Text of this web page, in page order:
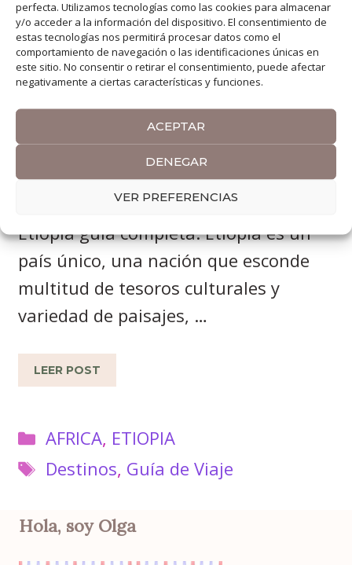
perfecta. Utilizamos tecnologías como las cookies para almacenar
y/o acceder a la información del dispositivo. El consentimiento de
estas tecnologías nos permitirá procesar datos como el
comportamiento de navegación o las identificaciones únicas en
este sitio. No consentir o retirar el consentimiento, puede afectar
negativamente a ciertas características y funciones.
ACEPTAR
DENEGAR
VER PREFERENCIAS
Etiopía: Itinerario y Guía para
conocer el país
Etiopía guía completa. Etiopía es un
país único, una nación que esconde
multitud de tesoros culturales y
variedad de paisajes, …
LEER POST
Categorías
AFRICA, ETIOPIA
Etiquetas
Destinos, Guía de Viaje
Hola, soy Olga